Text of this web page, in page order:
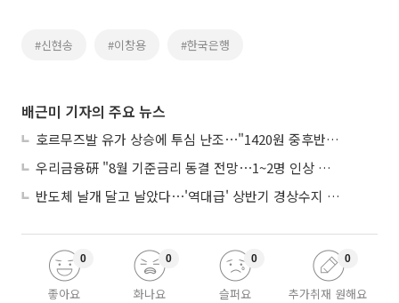
#신현송 #이창용 #한국은행
배근미 기자의 주요 뉴스
호르무즈발 유가 상승에 투심 난조⋯"1420원 중후반 등락"
우리금융硏 "8월 기준금리 동결 전망⋯1~2명 인상 소수의견 낼 것"
반도체 날개 달고 날았다⋯'역대급' 상반기 경상수지 흑자 2000억달러 육박
좋아요
0
화나요
0
슬퍼요
0
추가취재 원해요
0